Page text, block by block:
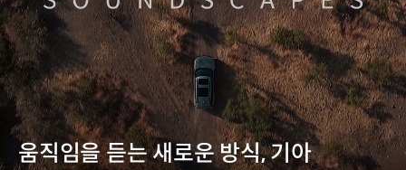
움직임을 듣는 새로운 방식, 기아